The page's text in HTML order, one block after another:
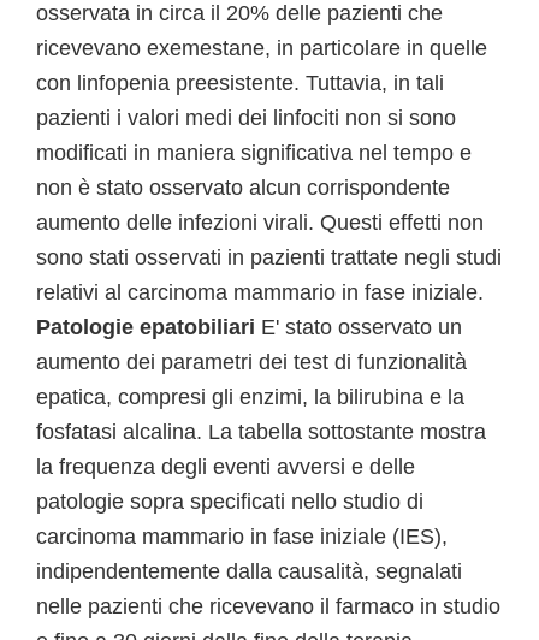
osservata in circa il 20% delle pazienti che
ricevevano exemestane, in particolare in quelle
con linfopenia preesistente. Tuttavia, in tali
pazienti i valori medi dei linfociti non si sono
modificati in maniera significativa nel tempo e
non è stato osservato alcun corrispondente
aumento delle infezioni virali. Questi effetti non
sono stati osservati in pazienti trattate negli studi
relativi al carcinoma mammario in fase iniziale.
Patologie epatobiliari E' stato osservato un
aumento dei parametri dei test di funzionalità
epatica, compresi gli enzimi, la bilirubina e la
fosfatasi alcalina. La tabella sottostante mostra
la frequenza degli eventi avversi e delle
patologie sopra specificati nello studio di
carcinoma mammario in fase iniziale (IES),
indipendentemente dalla causalità, segnalati
nelle pazienti che ricevevano il farmaco in studio